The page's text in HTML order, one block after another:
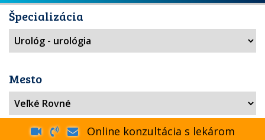
Špecializácia
Mesto
Online konzultácia s lekárom